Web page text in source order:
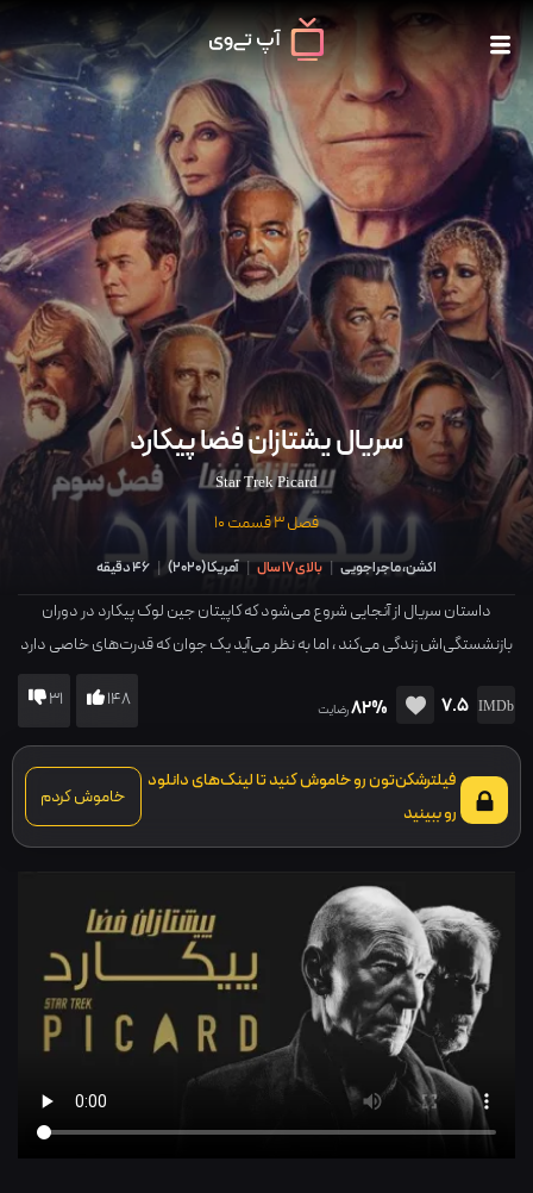
سریال یشتازان فضا پیکارد
Star Trek Picard
فصل 3 قسمت 10
اکشن، ماجراجویی | بالای 17 سال | آمریکا(
2020
)
|
داستان سریال از آنجایی شروع می‌شود که کاپیتان جین لوک پیکارد در دوران
بازنشستگی‌اش زندگی می‌کند ، اما به نظر می‌آید یک جوان که قدرت‌های خاصی دارد
برای کهکشان ایجاد خطر می‌کند ، اکنون پیکار باید وارد عرصه شود و…
7.5
82%رضایت 148
31
فیلترشکن‌تون رو خاموش کنید تا لینک‌های دانلود
رو ببینید
خاموش کردم